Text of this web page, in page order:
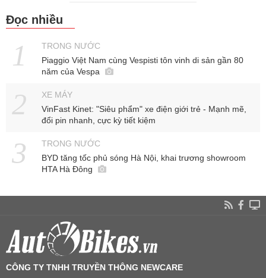
Đọc nhiều
TRONG NƯỚC
Piaggio Việt Nam cùng Vespisti tôn vinh di sản gần 80
năm của Vespa
XE MÁY
VinFast Kinet: "Siêu phẩm" xe điện giới trẻ - Mạnh mẽ,
đổi pin nhanh, cực kỳ tiết kiệm
TRONG NƯỚC
BYD tăng tốc phủ sóng Hà Nội, khai trương showroom
HTA Hà Đông
CÔNG TY TNHH TRUYỀN THÔNG NEWCARE